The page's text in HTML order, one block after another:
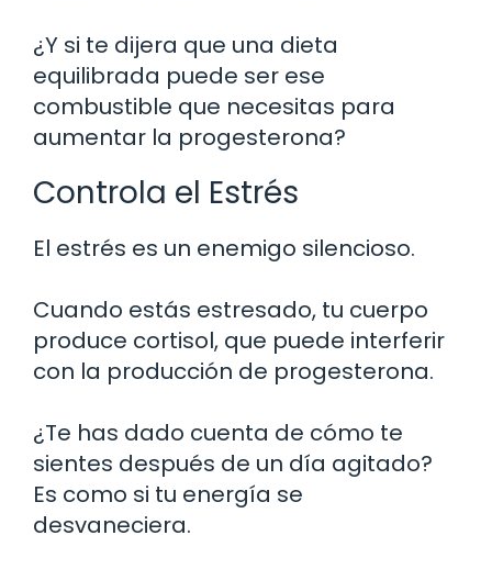
¿Y si te dijera que una dieta
equilibrada puede ser ese
combustible que necesitas para
aumentar la progesterona?
Controla el Estrés
El estrés es un enemigo silencioso.
Cuando estás estresado, tu cuerpo
produce cortisol, que puede interferir
con la producción de progesterona.
¿Te has dado cuenta de cómo te
sientes después de un día agitado?
Es como si tu energía se
desvaneciera.